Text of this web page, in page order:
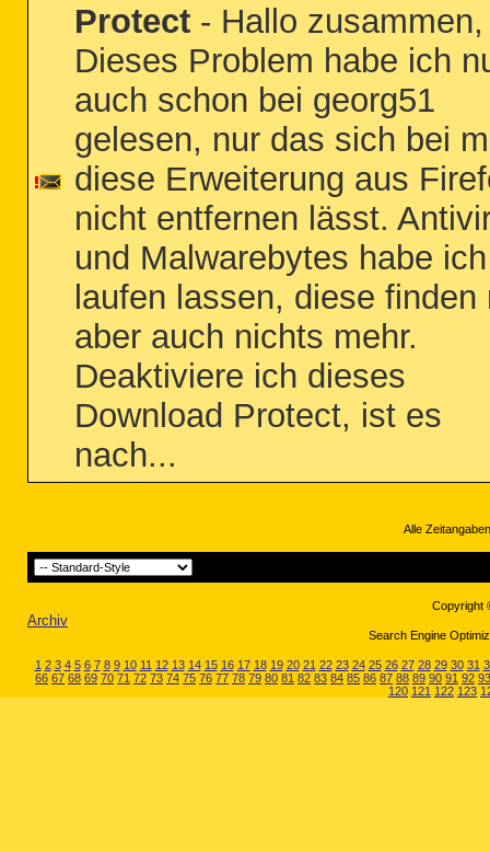
Protect - Hallo zusammen,
Dieses Problem habe ich
auch schon bei georg51
gelesen, nur das sich bei
diese Erweiterung aus
nicht entfernen lässt.
und Malwarebytes habe ich
laufen lassen, diese finden
aber auch nichts mehr.
Deaktiviere ich dieses
Download Protect, ist es
nach...
Alle
Copyright
Archiv
Search Engine
1 2 3 4 5 6 7 8 9 10 11 12 13 14 15 16 17 18 19 20 21 22 23 24 25 26 27 28 29 30 31
66 67 68 69 70 71 72 73 74 75 76 77 78 79 80 81 82 83 84 85 86 87 88 89 90 91 92 93
120 121 122 123